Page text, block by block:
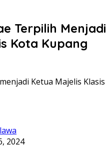
Terpilih Menjadi
Kota Kupang
Ketua Majelis Klasis
2024